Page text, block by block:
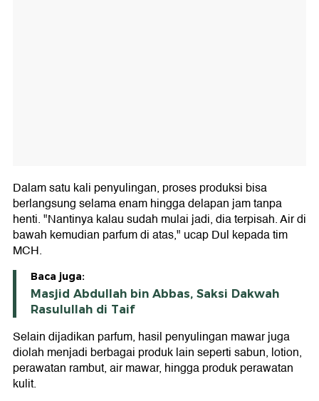
Dalam satu kali penyulingan, proses produksi bisa
berlangsung selama enam hingga delapan jam tanpa
henti. "Nantinya kalau sudah mulai jadi, dia terpisah. Air di
bawah kemudian parfum di atas," ucap Dul kepada tim
MCH.
Baca juga:
Masjid Abdullah bin Abbas, Saksi Dakwah
Rasulullah di Taif
Selain dijadikan parfum, hasil penyulingan mawar juga
diolah menjadi berbagai produk lain seperti sabun, lotion,
perawatan rambut, air mawar, hingga produk perawatan
kulit.